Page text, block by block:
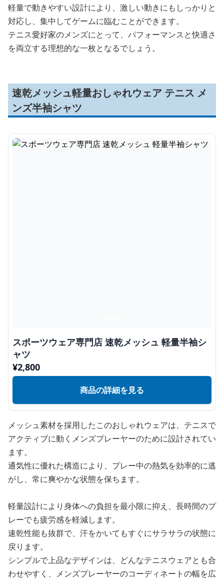
軽量で動きやすい設計により、激しい動きにもしっかりと
対応し、集中してゲームに臨むことができます。
テニス愛好家のメンズにとって、パフォーマンスと快適さ
を両立する理想的な一枚となるでしょう。
速乾メッシュ軽量おしゃれウェア テニス メ
ンズ半袖シャツ
スポーツウェア専門店 速乾メッシュ 軽量半袖シ
ャツ
¥2,800
商品の詳細を見る
メッシュ素材を採用したこのおしゃれウェアは、テニスで
アクティブに動くメンズプレーヤーのために設計されてい
ます。
通気性に優れた構造により、プレー中の熱気を効率的に逃
がし、常に爽やかな状態を保ちます。
軽量設計により身体への負担を最小限に抑え、長時間のプ
レーでも疲労感を軽減します。
速乾性能も抜群で、汗をかいてもすぐにサラサラの状態に
戻ります。
シンプルで上品なデザインは、どんなテニスウェアとも合
わせやすく、メンズプレーヤーのコーディネートの幅を広